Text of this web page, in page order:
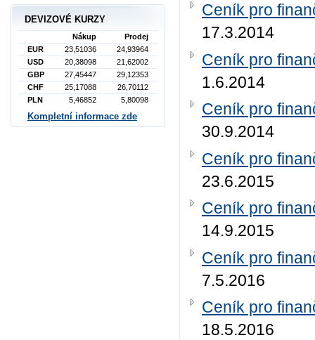
Ceník pro
17.3.2014
Ceník pro
1.6.2014
Ceník pro
30.9.2014
Ceník pro
23.6.2015
Ceník pro
14.9.2015
Ceník pro
7.5.2016
Ceník pro
18.5.2016
DEVIZOVÉ KURZY
Nákup
Prodej
EUR
23,51036
24,93964
USD
20,38098
21,62002
GBP
27,45447
29,12353
CHF
25,17088
26,70112
PLN
5,46852 5,80098
Kompletní informace zde